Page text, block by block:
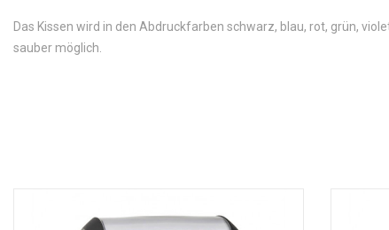
Das Kissen wird in den Abdruckfarben schwarz, blau, rot, grün,
sauber möglich.